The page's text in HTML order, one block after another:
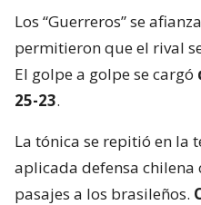
Los “Guerreros” se
permitieron que el rival
El golpe a golpe se cargó
25-23.
La tónica se repitió en la
aplicada defensa
pasajes a los brasileños.